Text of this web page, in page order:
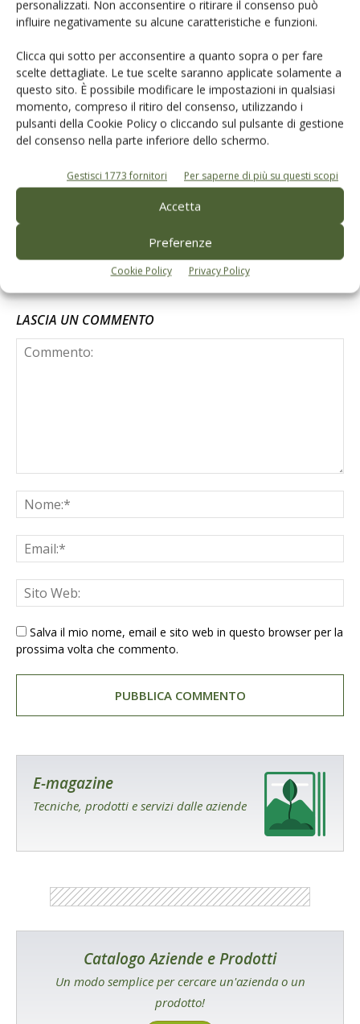
personalizzati. Non acconsentire o ritirare il consenso può
influire negativamente su alcune caratteristiche e funzioni.
Clicca qui sotto per acconsentire a quanto sopra o per fare
scelte dettagliate. Le tue scelte saranno applicate solamente a
questo sito. È possibile modificare le impostazioni in qualsiasi
momento, compreso il ritiro del consenso, utilizzando i
pulsanti della Cookie Policy o cliccando sul pulsante di gestione
del consenso nella parte inferiore dello schermo.
Gestisci 1773 fornitori Per saperne di più su questi scopi
Accetta
Preferenze
Cookie Policy Privacy Policy
Camminata tra gli Olivi 2025, l’Italia
unita dice “Coltiviamo la Pace”
Primo congresso nazionale dei
Paesaggi Rurali Storici in Sardegna,
successo tra tutela e sviluppo
sostenibile
Città dell’Olio contro il P-SNAI: “No allo
spopolamento pilotato”
LASCIA UN COMMENTO
Salva il mio nome, email e sito web in questo browser per la
prossima volta che commento.
E-magazine
Tecniche, prodotti e servizi dalle aziende
Catalogo Aziende e Prodotti
Un modo semplice per cercare un'azienda o un
prodotto!